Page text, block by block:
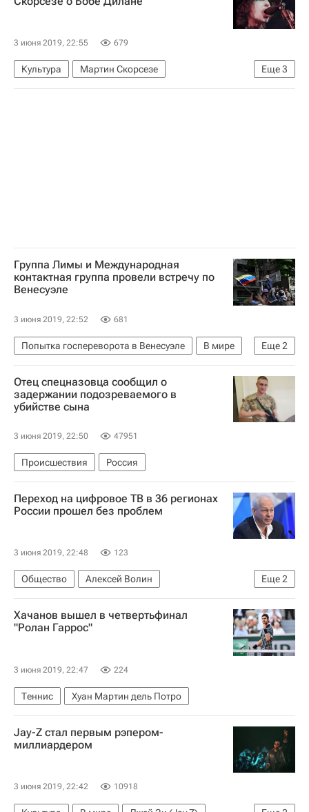
3 июня 2019, 22:55 679
Еще3
Культура
Мартин Скорсезе
Боб Дилан (Роберт Циммерман)
Кино
Группа Лимы и Международная
контактная группа провели встречу по
Венесуэле
3 июня 2019, 22:52 681
Еще2
Попытка госпереворота в Венесуэле
В мире
Венесуэла
Группа Лимы
Отец спецназовца сообщил о
задержании подозреваемого в
убийстве сына
3 июня 2019, 22:50 47951
Происшествия Россия
Переход на цифровое ТВ в 36 регионах
России прошел без проблем
3 июня 2019, 22:48 123
Еще2
Общество
Алексей Волин
Переход на цифровое телевидение
Россия
Хачанов вышел в четвертьфинал
"Ролан Гаррос"
3 июня 2019, 22:47 224
Теннис Хуан Мартин дель Потро
Jay-Z стал первым рэпером-
миллиардером
3 июня 2019, 22:42 10918